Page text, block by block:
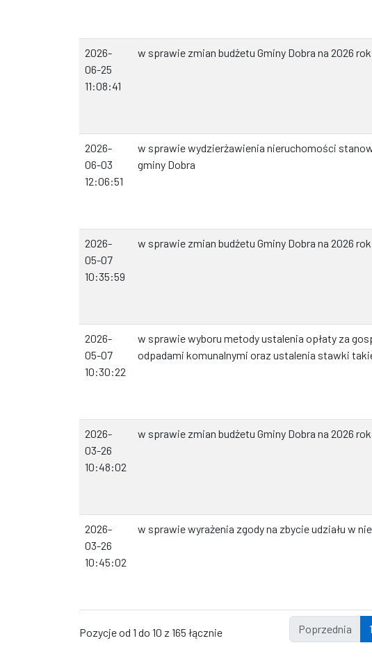
2026-
06-25
11:08:41
w sprawie zmian budżetu Gminy Dobra na 2026 rok
2026-
06-03
12:06:51
w sprawie wydzierżawienia nieruchomości
gminy Dobra
2026-
05-07
10:35:59
w sprawie zmian budżetu Gminy Dobra na 2026 rok
2026-
05-07
10:30:22
w sprawie wyboru metody ustalenia opłaty za
odpadami komunalnymi oraz ustalenia stawki
2026-
03-26
10:48:02
w sprawie zmian budżetu Gminy Dobra na 2026 rok
2026-
03-26
10:45:02
w sprawie wyrażenia zgody na zbycie udziału w
Pozycje od 1 do 10 z 165 łącznie Poprzednia 1